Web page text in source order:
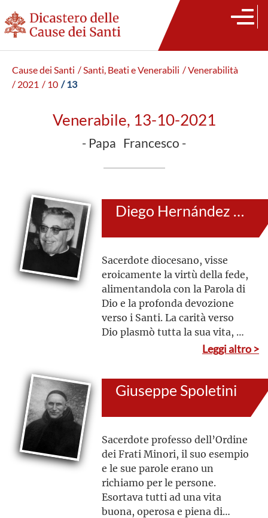
Cause dei Santi / Santi, Beati e Venerabili / Venerabilità
/ 2021 / 10 / 13
Venerabile, 13-10-2021
- Papa Francesco -
Diego Hernández González
Sacerdote diocesano, visse
eroicamente la virtù della fede,
alimentandola con la Parola di
Dio e la profonda devozione
verso i Santi. La carità verso
Dio plasmò tutta la sua vita, di
conseguenza, la praticò verso
Leggi altro >
Giuseppe Spoletini
Sacerdote professo dell’Ordine
dei Frati Minori, il suo esempio
e le sue parole erano un
richiamo per le persone.
Esortava tutti ad una vita
buona, operosa e piena di